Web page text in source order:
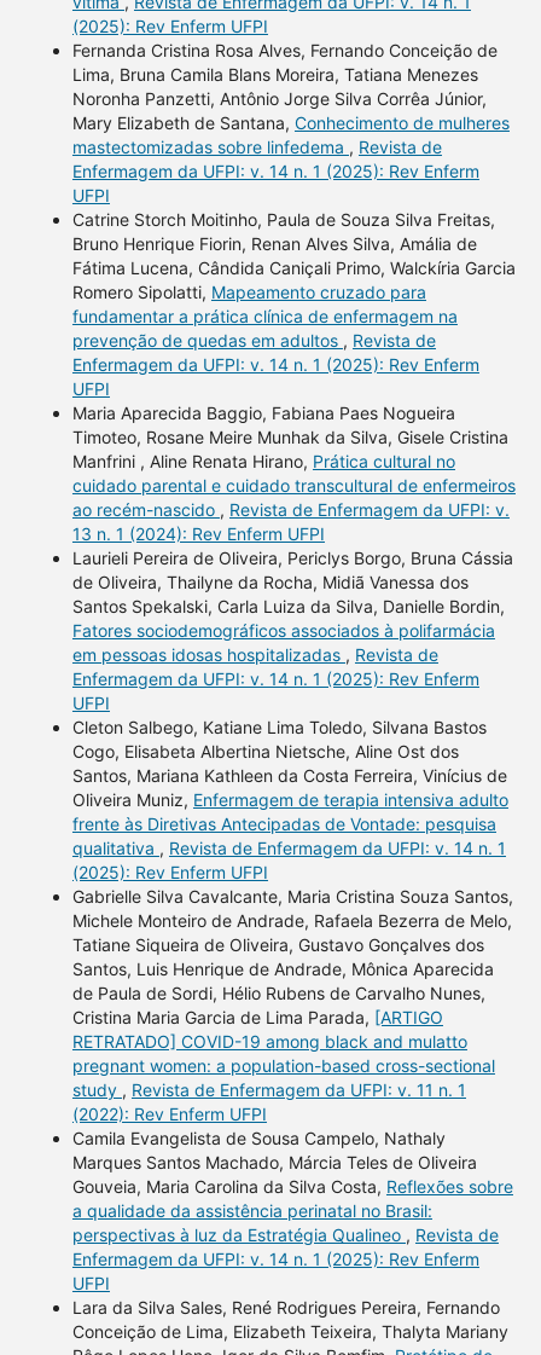
(2025): Rev Enferm UFPI
Fernanda Cristina Rosa Alves, Fernando Conceição de
Lima, Bruna Camila Blans Moreira, Tatiana Menezes
Noronha Panzetti, Antônio Jorge Silva Corrêa Júnior,
Mary Elizabeth de Santana, Conhecimento de mulheres
mastectomizadas sobre linfedema , Revista de
Enfermagem da UFPI: v. 14 n. 1 (2025): Rev Enferm
UFPI
Catrine Storch Moitinho, Paula de Souza Silva Freitas,
Bruno Henrique Fiorin, Renan Alves Silva, Amália de
Fátima Lucena, Cândida Caniçali Primo, Walckíria Garcia
Romero Sipolatti, Mapeamento cruzado para
fundamentar a prática clínica de enfermagem na
prevenção de quedas em adultos , Revista de
Enfermagem da UFPI: v. 14 n. 1 (2025): Rev Enferm
UFPI
Maria Aparecida Baggio, Fabiana Paes Nogueira
Timoteo, Rosane Meire Munhak da Silva, Gisele Cristina
Manfrini , Aline Renata Hirano, Prática cultural no
cuidado parental e cuidado transcultural de enfermeiros
ao recém-nascido , Revista de Enfermagem da UFPI: v.
13 n. 1 (2024): Rev Enferm UFPI
Laurieli Pereira de Oliveira, Periclys Borgo, Bruna Cássia
de Oliveira, Thailyne da Rocha, Midiã Vanessa dos
Santos Spekalski, Carla Luiza da Silva, Danielle Bordin,
Fatores sociodemográficos associados à polifarmácia
em pessoas idosas hospitalizadas , Revista de
Enfermagem da UFPI: v. 14 n. 1 (2025): Rev Enferm
UFPI
Cleton Salbego, Katiane Lima Toledo, Silvana Bastos
Cogo, Elisabeta Albertina Nietsche, Aline Ost dos
Santos, Mariana Kathleen da Costa Ferreira, Vinícius de
Oliveira Muniz, Enfermagem de terapia intensiva adulto
frente às Diretivas Antecipadas de Vontade: pesquisa
qualitativa , Revista de Enfermagem da UFPI: v. 14 n. 1
(2025): Rev Enferm UFPI
Gabrielle Silva Cavalcante, Maria Cristina Souza Santos,
Michele Monteiro de Andrade, Rafaela Bezerra de Melo,
Tatiane Siqueira de Oliveira, Gustavo Gonçalves dos
Santos, Luis Henrique de Andrade, Mônica Aparecida
de Paula de Sordi, Hélio Rubens de Carvalho Nunes,
Cristina Maria Garcia de Lima Parada, [ARTIGO
RETRATADO] COVID-19 among black and mulatto
pregnant women: a population-based cross-sectional
study , Revista de Enfermagem da UFPI: v. 11 n. 1
(2022): Rev Enferm UFPI
Camila Evangelista de Sousa Campelo, Nathaly
Marques Santos Machado, Márcia Teles de Oliveira
Gouveia, Maria Carolina da Silva Costa, Reflexões sobre
a qualidade da assistência perinatal no Brasil:
perspectivas à luz da Estratégia Qualineo , Revista de
Enfermagem da UFPI: v. 14 n. 1 (2025): Rev Enferm
UFPI
Lara da Silva Sales, René Rodrigues Pereira, Fernando
Conceição de Lima, Elizabeth Teixeira, Thalyta Mariany